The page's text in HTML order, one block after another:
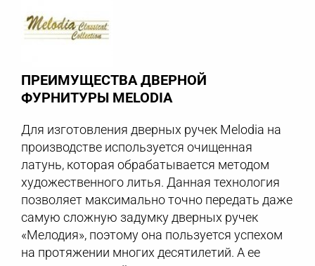
ПРЕИМУЩЕСТВА ДВЕРНОЙ
ФУРНИТУРЫ MELODIA
Для изготовления дверных ручек Melodia на
производстве используется очищенная
латунь, которая обрабатывается методом
художественного литья. Данная технология
позволяет максимально точно передать даже
самую сложную задумку дверных ручек
«Мелодия», поэтому она пользуется успехом
на протяжении многих десятилетий. А ее